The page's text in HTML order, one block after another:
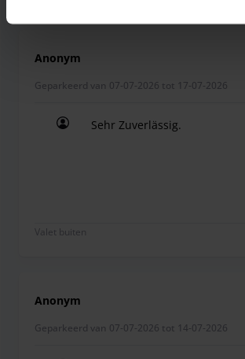
Anonym
Geparkeerd van 07-07-2026 tot 17-07-2026
Sehr Zuverlässig.
Valet buiten
Anonym
Geparkeerd van 07-07-2026 tot 14-07-2026